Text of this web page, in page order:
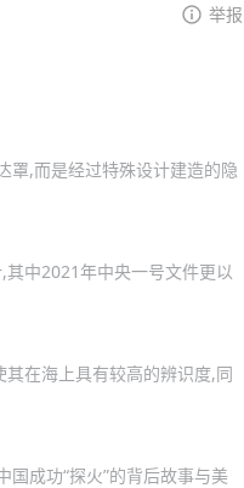
举报
罩,而是经过特殊设计建造的隐
中2021年中央一号文件更以
在海上具有较高的辨识度,同
国成功“探火”的背后故事与美